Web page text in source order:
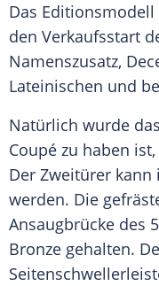
Das Editionsmodell
den Verkaufsstart
Namenszusatz,
Lateinischen und
Natürlich wurde das
Coupé zu haben
Der Zweitürer kann
werden. Die
Ansaugbrücke des
Bronze gehalten.